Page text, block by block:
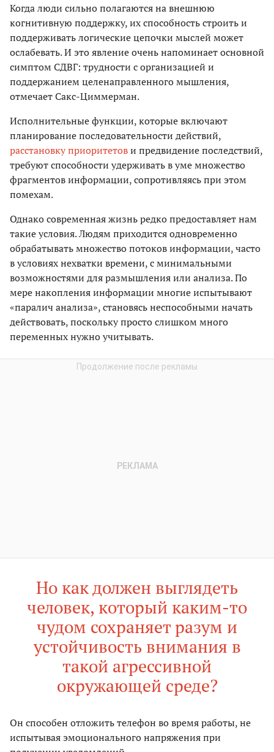
Когда люди сильно полагаются на внешнюю
когнитивную поддержку, их способность строить и
поддерживать логические цепочки мыслей может
ослабевать. И это явление очень напоминает основной
симптом СДВГ: трудности с организацией и
поддержанием целенаправленного мышления,
отмечает Сакс-Циммерман.
Исполнительные функции, которые включают
планирование последовательности действий,
расстановку приоритетови предвидение последствий,
требуют способности удерживать в уме множество
фрагментов информации, сопротивляясь при этом
помехам.
Однако современная жизнь редко предоставляет нам
такие условия. Людям приходится одновременно
обрабатывать множество потоков информации, часто
в условиях нехватки времени, с минимальными
возможностями для размышления или анализа. По
мере накопления информации многие испытывают
«паралич анализа», становясь неспособными начать
действовать, поскольку просто слишком много
переменных нужно учитывать.
Но как должен выглядеть
человек, который каким-то
чудом сохраняет разум и
устойчивость внимания в
такой агрессивной
окружающей среде?
Он способен отложить телефон во время работы, не
испытывая эмоционального напряжения при